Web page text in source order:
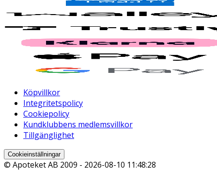
Köpvillkor
Integritetspolicy
Cookiepolicy
Kundklubbens medlemsvillkor
Tillgänglighet
Cookieinställningar
© Apoteket AB 2009 - 2026-08-10 11:48:28